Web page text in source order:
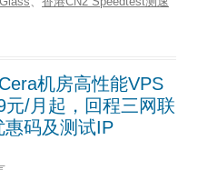
机房高性能VPS
/月起，回程三网联
码及测试IP